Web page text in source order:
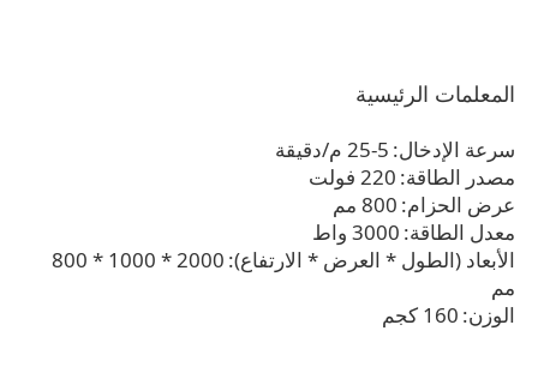
المعلمات الرئيسية
سرعة الإدخال: 5-25 م/دقيقة
مصدر الطاقة: 220 فولت
عرض الحزام: 800 مم
معدل الطاقة: 3000 واط
الأبعاد (الطول * العرض * الارتفاع):
2000 * 1000 * 800
مم
الوزن: 160 كجم